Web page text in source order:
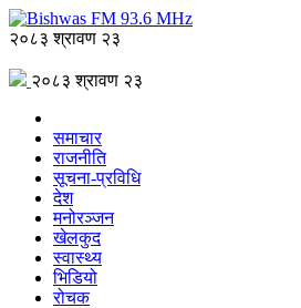
२०८३ श्रावण २३
२०८३ श्रावण २३
समाचार
राजनीति
सूचना-प्रविधि
देश
मनोरञ्जन
खेलकुद
स्वास्थ्य
भिडियो
रोचक